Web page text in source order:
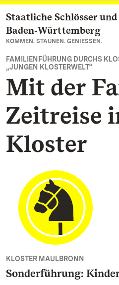
Zum Hauptinhalt springen
Staatliche Schlösser
Baden‑Württemberg
KOMMEN. STAUNEN. GENIESSEN.
FAMILIENFÜHRUNG DURCHS
„JUNGEN KLOSTERWELT“
Mit der
Zeitreise
Kloster
KLOSTER MAULBRONN
Sonderführung: